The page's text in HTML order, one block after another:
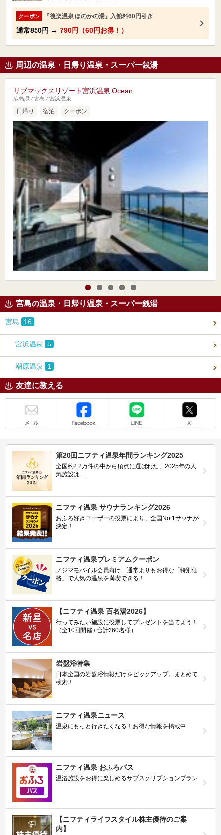
クーポン 『後楽温泉 ほのかの湯』入館料60円引き
通常850円 → 790円（60円お得！）
周辺の温泉・日帰り温泉・スーパー銭湯
リブマックスリゾート宮浜温泉 Ocean
広島県 / 宮島 / 宮浜温泉
日帰り 宿泊 クーポン
宮島の温泉・日帰り温泉・スーパー銭湯
宮島 16
宮浜温泉 5
潮原温泉 1
友達に教える
第20回ニフティ温泉年間ランキング2025
全国約2.2万件の中から頂点に選ばれた、2025年の人
気施設は…
ニフティ温泉 サウナランキング2026
おふろ好きユーザーの投票により、全国No.1サウナが
決定！
ニフティ温泉プレミアムクーポン
ノジマモバイル会員向け 通常よりもお得な「特別価
格」で人気の温泉を満喫できる！
【ニフティ温泉 百名湯2026】
行ってみたい施設に投票してプレゼントを当てよう！
（全10回開催 / 合計260名様）
岩盤浴特集
日本全国の岩盤浴情報だけをピックアップ。まとめて
検索！
ニフティ温泉ニュース
温泉にもっと行きたくなる！お得な情報を掲載中
ニフティ温泉 おふろパス
温浴施設をお得に楽しめるサブスクリプションプラン
【ニフティライフスタイル株主優待のご案
内】